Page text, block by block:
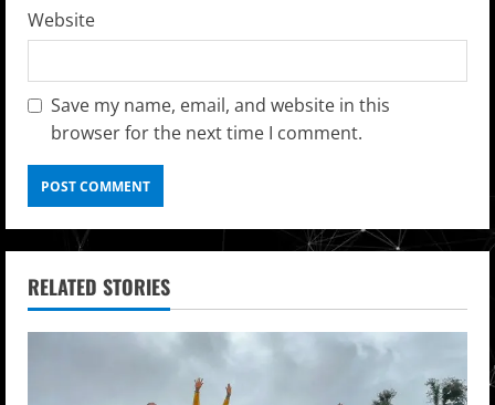
Website
Save my name, email, and website in this
browser for the next time I comment.
RELATED STORIES